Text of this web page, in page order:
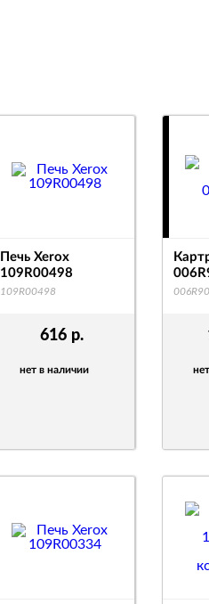
616 р.
нет в наличии
Печь Xerox
109R00498
109R00498